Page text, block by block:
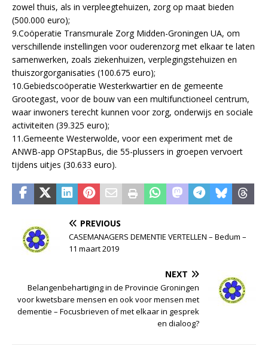
zowel thuis, als in verpleegtehuizen, zorg op maat bieden
(500.000 euro);
9.Coöperatie Transmurale Zorg Midden-Groningen UA, om
verschillende instellingen voor ouderenzorg met elkaar te laten
samenwerken, zoals ziekenhuizen, verplegingstehuizen en
thuiszorgorganisaties (100.675 euro);
10.Gebiedscoöperatie Westerkwartier en de gemeente
Grootegast, voor de bouw van een multifunctioneel centrum,
waar inwoners terecht kunnen voor zorg, onderwijs en sociale
activiteiten (39.325 euro);
11.Gemeente Westerwolde, voor een experiment met de
ANWB-app OPStapBus, die 55-plussers in groepen vervoert
tijdens uitjes (30.633 euro).
PREVIOUS
CASEMANAGERS DEMENTIE VERTELLEN – Bedum –
11 maart 2019
NEXT
Belangenbehartiging in de Provincie Groningen
voor kwetsbare mensen en ook voor mensen met
dementie – Focusbrieven of met elkaar in gesprek
en dialoog?